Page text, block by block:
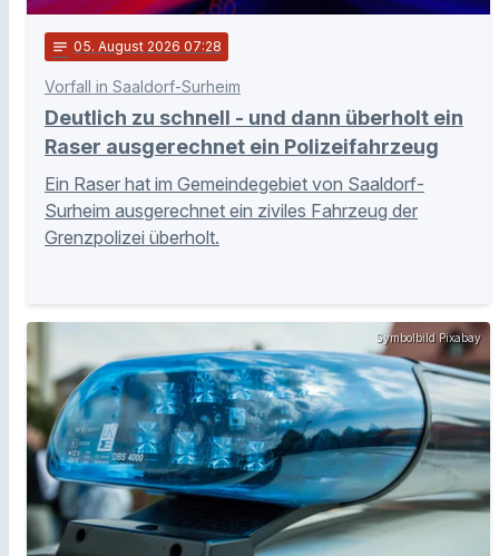
notes 05. August 2026 07:28
Vorfall in Saaldorf-Surheim
Deutlich zu schnell - und dann überholt ein
Raser ausgerechnet ein Polizeifahrzeug
Ein Raser hat im Gemeindegebiet von Saaldorf-
Surheim ausgerechnet ein ziviles Fahrzeug der
Grenzpolizei überholt.
Symbolbild Pixabay